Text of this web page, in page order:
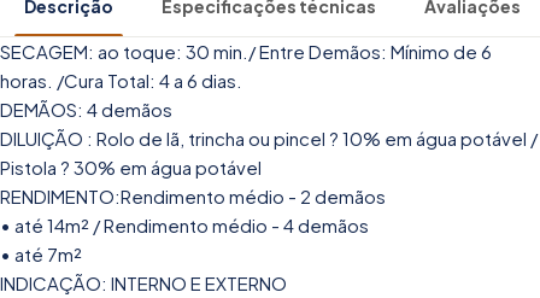
Descrição Especificações técnicas Avaliações
SECAGEM: ao toque: 30 min./ Entre Demãos: Mínimo de 6
horas. /Cura Total: 4 a 6 dias.
DEMÃOS: 4 demãos
DILUIÇÃO : Rolo de lã, trincha ou pincel ? 10% em água potável /
Pistola ? 30% em água potável
RENDIMENTO:Rendimento médio - 2 demãos
• até 14m² / Rendimento médio - 4 demãos
• até 7m²
INDICAÇÃO: INTERNO E EXTERNO